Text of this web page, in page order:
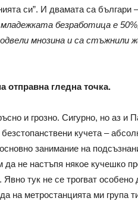
си”. И двамата са българи
безработица е
мнозина и са стъжнили
отправна гледна точка.
и грозно. Сигурно, но аз и
кучета –
занимание на
не настъпя някое кучешко
тук не се трогват
на метростанцията ми група